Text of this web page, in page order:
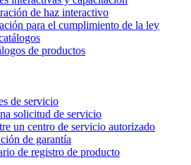
de haz interactivo
para el cumplimiento de la ley
de productos
de servicio
solicitud de servicio
un centro de servicio autorizado
de garantía
de registro de producto